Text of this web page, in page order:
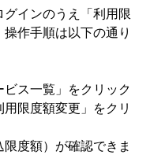
インのうえ「利用限
作手順は以下の通り
ス一覧」をクリック
限度額変更」をクリ
度額）が確認できま